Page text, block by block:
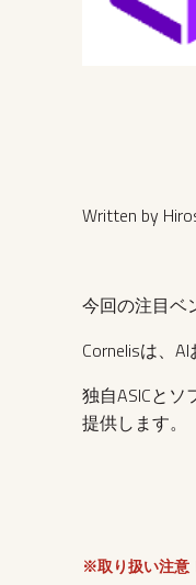
Written by
今回の注目ベ
Cornelisは、
独自ASICと
提供します。
※取り扱い注意